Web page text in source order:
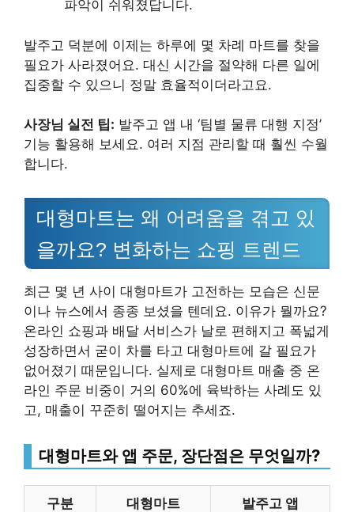
파악이 쉬워졌답니다.
발주고 덕분에 이제는 하루에 몇 차례 마트를 찾을
필요가 사라졌어요. 대신 시간을 절약해 다른 일에
집중할 수 있으니 정말 효율적이더라고요.
사장님 실전 팁: 발주고 앱 내 ‘팀별 물류 대행 지정’
기능 활용해 보세요. 여러 지점 관리할 때 훨씬 수월
합니다.
대형마트는 왜 어려움을 겪고 있
을까요? 변화하는 쇼핑 트렌드
최근 몇 년 사이 대형마트가 고전하는 모습은 신문
이나 뉴스에서 종종 보셨을 텐데요. 이유가 뭘까요?
온라인 쇼핑과 배달 서비스가 날로 편해지고 폭넓게
성장하면서 굳이 차를 타고 대형마트에 갈 필요가
없어졌기 때문입니다. 실제로 대형마트 매출 중 온
라인 주문 비중이 거의 60%에 육박하는 사례도 있
고, 매출이 꾸준히 떨어지는 추세죠.
대형마트와 앱 주문, 장단점은 무엇일까?
구분 대형마트 발주고 앱